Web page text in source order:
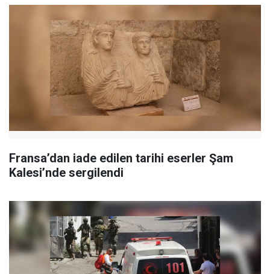
Fransa’dan iade edilen tarihi eserler Şam
Kalesi’nde sergilendi